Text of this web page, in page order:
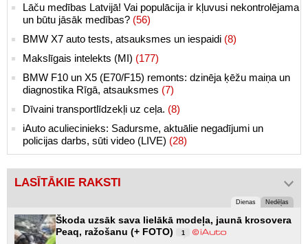
Lāču medības Latvijā! Vai populācija ir kļuvusi nekontrolējama
un būtu jāsāk medības? (56)
BMW X7 auto tests, atsauksmes un iespaidi (8)
Makslīgais intelekts (MI) (177)
BMW F10 un X5 (E70/F15) remonts: dzinēja ķēžu maiņa un
diagnostika Rīgā, atsauksmes (7)
Dīvaini transportlīdzekļi uz ceļa. (8)
iAuto aculiecinieks: Sadursme, aktuālie negadījumi un
policijas darbs, sūti video (LIVE) (28)
LASĪTĀKIE RAKSTI
Dienas Nedēļas
Škoda uzsāk sava lielākā modeļa, jaunā krosovera
Peaq, ražošanu (+ FOTO)
1